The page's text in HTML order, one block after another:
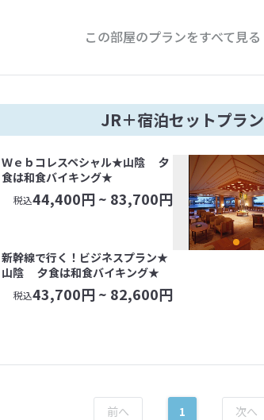
この部屋のプランをすべて見る
JR＋宿泊セットプラン
Ｗｅｂコレスペシャル★山陰 夕
食は和食バイキング★
税込44,400円 ~ 83,700円
新幹線で行く！ビジネスプラン★
山陰 夕食は和食バイキング★
税込43,700円 ~ 82,600円
1